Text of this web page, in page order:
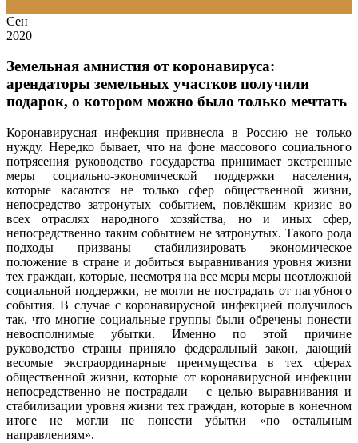
Сен
2020
Земельная амнистия от коронавируса:
арендаторы земельных участков получили
подарок, о котором можно было только мечтать
Коронавирусная инфекция привнесла в Россию не только
нужду. Нередко бывает, что на фоне массового социального
потрясения руководство государства принимает экстренные
меры социально-экономической поддержки населения,
которые касаются не только сфер общественной жизни,
непосредство затронутых событием, повлёкшим кризис во
всех отраслях народного хозяйства, но и иных сфер,
непосредственно таким событием не затронутых. Такого рода
подходы призваны стабилизировать экономическое
положение в стране и добиться выравнивания уровня жизни
тех граждан, которые, несмотря на все меры меры неотложной
социальной поддержки, не могли не пострадать от пагубного
события. В случае с коронавирусной инфекцией получилось
так, что многие социальные группы были обречены понести
невосполнимые убытки. Именно по этой причине
руководство страны приняло федеральный закон, дающий
весомые экстраординарные преимущества в тех сферах
общественной жизни, которые от коронавирусной инфекции
непосредственно не пострадали – с целью выравнивания и
стабилизации уровня жизни тех граждан, которые в конечном
итоге не могли не понести убытки «по остальным
направлениям».